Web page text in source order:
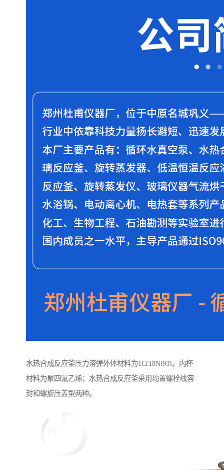
水热合成反应釜压力溶弹外体材料为1Cr18Ni9Ti，内杯
材料为聚四氟乙烯；水热合成反应釜采用均置螺栓线容
封和螺旋压盖型两种。